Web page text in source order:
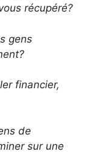
récupéré?
gens
financier,
de
sur une